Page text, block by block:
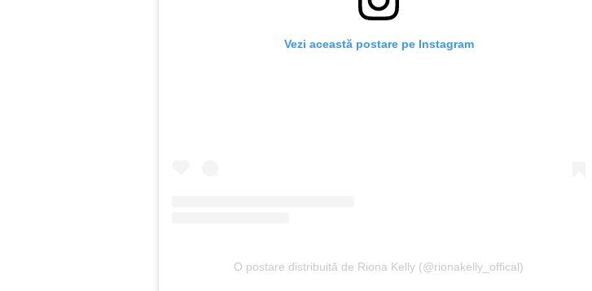
Vezi această postare pe Instagram
O postare distribuită de Riona Kelly (@rionakelly_offical)